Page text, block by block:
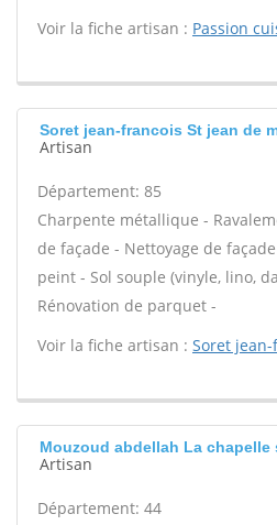
Voir la fiche artisan : Passion
Soret jean-francois St jean de
Artisan
Département: 85
Charpente métallique -
de façade - Nettoyage de
peint - Sol souple (vinyle, lino,
Rénovation de parquet -
Voir la fiche artisan : Soret
Mouzoud abdellah La chapelle
Artisan
Département: 44